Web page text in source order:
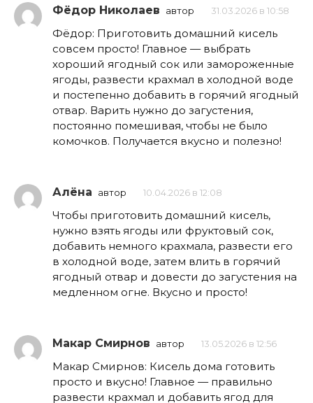
Фёдор Николаев автор 31.03.2026 в 10:58
Фёдор: Приготовить домашний кисель
совсем просто! Главное — выбрать
хороший ягодный сок или замороженные
ягоды, развести крахмал в холодной воде
и постепенно добавить в горячий ягодный
отвар. Варить нужно до загустения,
постоянно помешивая, чтобы не было
комочков. Получается вкусно и полезно!
Алёна автор 10.04.2026 в 12:08
Чтобы приготовить домашний кисель,
нужно взять ягоды или фруктовый сок,
добавить немного крахмала, развести его
в холодной воде, затем влить в горячий
ягодный отвар и довести до загустения на
медленном огне. Вкусно и просто!
Макар Смирнов автор 13.05.2026 в 12:56
Макар Смирнов: Кисель дома готовить
просто и вкусно! Главное — правильно
развести крахмал и добавить ягод для